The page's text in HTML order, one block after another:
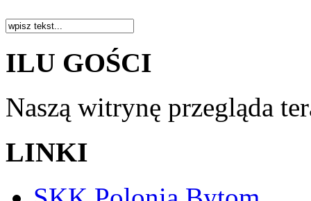
ILU GOŚCI
Naszą witrynę przegląda
LINKI